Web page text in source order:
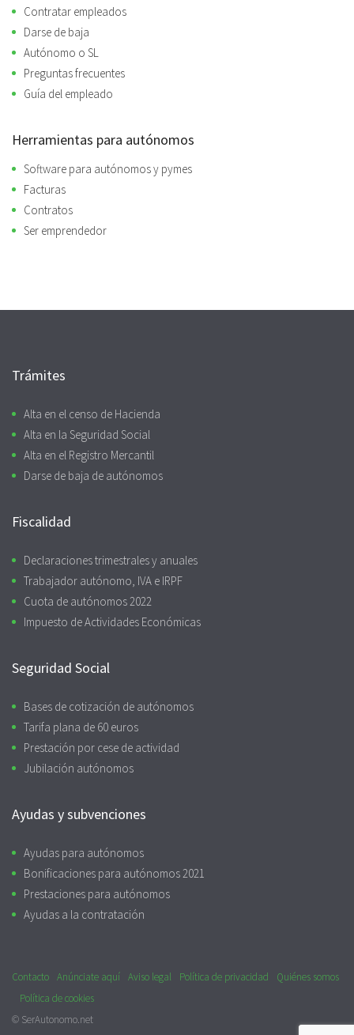
Contratar empleados
Darse de baja
Autónomo o SL
Preguntas frecuentes
Guía del empleado
Herramientas para autónomos
Software para autónomos y pymes
Facturas
Contratos
Ser emprendedor
Trámites
Alta en el censo de Hacienda
Alta en la Seguridad Social
Alta en el Registro Mercantil
Darse de baja de autónomos
Fiscalidad
Declaraciones trimestrales y anuales
Trabajador autónomo, IVA e IRPF
Cuota de autónomos 2022
Impuesto de Actividades Económicas
Seguridad Social
Bases de cotización de autónomos
Tarifa plana de 60 euros
Prestación por cese de actividad
Jubilación autónomos
Ayudas y subvenciones
Ayudas para autónomos
Bonificaciones para autónomos 2021
Prestaciones para autónomos
Ayudas a la contratación
Contacto Anúnciate aquí Aviso legal Política de privacidad
Quiénes somos
Política de cookies
© SerAutonomo.net